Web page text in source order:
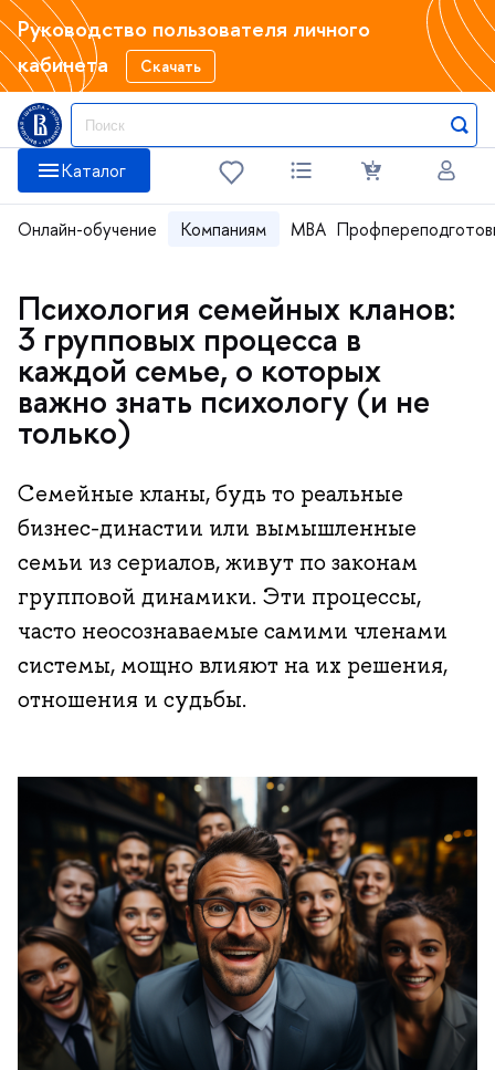
Руководство пользователя личного
кабинета
Скачать
Каталог
Онлайн-обучение Компаниям MBA
Психология семейных кланов:
3 групповых процесса в
каждой семье, о которых
важно знать психологу (и не
только)
Семейные кланы, будь то реальные
бизнес-династии или вымышленные
семьи из сериалов, живут по законам
групповой динамики. Эти процессы,
часто неосознаваемые самими членами
системы, мощно влияют на их решения,
отношения и судьбы.